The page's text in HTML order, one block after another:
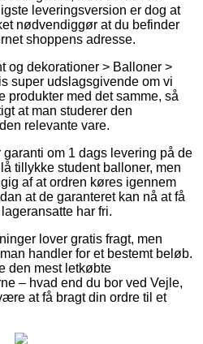
leveringsversion er dog at
nødvendiggør at du befinder
shoppens adresse.
og dekorationer > Balloner >
super udslagsgivende om vi
produkter med det samme, så
at man studerer den
relevante vare.
om 1 dags levering på de
tillykke student balloner, men
af at ordren køres igennem
at de garanteret kan nå at få
har fri.
lover gratis fragt, men
handler for et bestemt beløb.
den mest letkøbte
– hvad end du bor ved Vejle,
at få bragt din ordre til et